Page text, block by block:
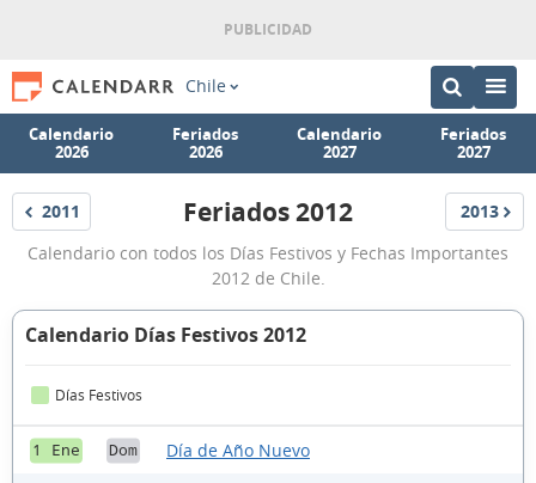
Chile
Calendario
2026
Feriados
2026
Calendario
2027
Feriados
2027
Feriados
2011
Feriados
2012
Feriados 2012 Feriados
2013
Calendario con todos los Días Festivos y Fechas Importantes
2012 de Chile.
Calendario Días Festivos 2012
Días Festivos
1 Ene Dom Día de Año Nuevo